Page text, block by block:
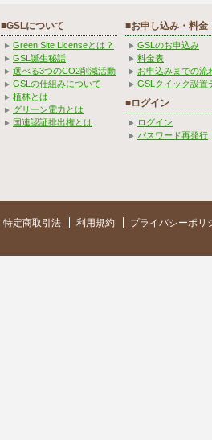
■GSLについて
Green Site Licenseとは？
GSL誕生秘話
選べる3つのCO2削減活動
GSLの仕組みについて
植林とは
グリーン電力とは
国連認証排出権とは
■お申し込み・料金
GSLのお申込み
料金表
お申込みまでの流
GSLクイック設置
■ログイン
ログイン
パスワード再発行
特定商取引法 利用規約 プライバシーポリ